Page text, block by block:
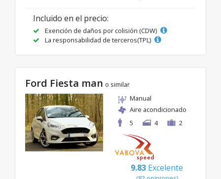
Incluido en el precio:
Exención de daños por colisión (CDW)
La responsabilidad de terceros(TPL)
Ford Fiesta man o similar
Manual
Aire acondicionado
5
4 2
9.83 Excelente